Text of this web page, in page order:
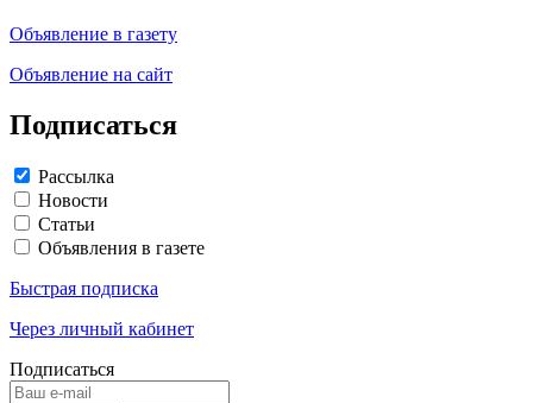
Объявление в газету
Объявление на сайт
Подписаться
Рассылка
Новости
Статьи
Объявления в газете
Быстрая подписка
Через личный кабинет
Подписаться